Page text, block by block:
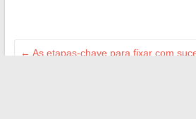
← As etapas-chave para fixar com